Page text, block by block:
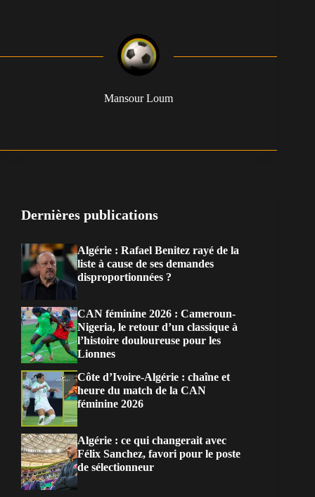
Mansour Loum
Dernières publications
Algérie : Rafael Benitez rayé de la
liste à cause de ses demandes
disproportionnées ?
CAN féminine 2026 : Cameroun-
Nigeria, le retour d’un classique à
l’histoire douloureuse pour les
Lionnes
Côte d’Ivoire-Algérie : chaîne et
heure du match de la CAN
féminine 2026
Algérie : ce qui changerait avec
Félix Sanchez, favori pour le poste
de sélectionneur